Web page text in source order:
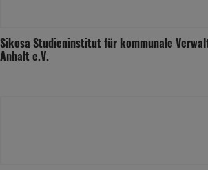
Sikosa Studieninstitut für kommunale
Anhalt e.V.